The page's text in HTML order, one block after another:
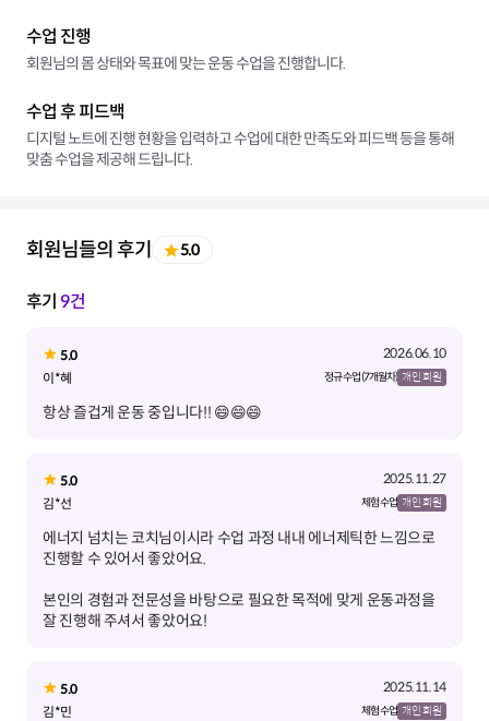
수업 진행
회원님의 몸 상태와 목표에 맞는 운동 수업을 진행합니다.
수업 후 피드백
디지털 노트에 진행 현황을 입력하고 수업에 대한 만족도와 피드백 등을 통해
맞춤 수업을 제공해 드립니다.
회원님들의 후기 5.0
후기 9건
5.0
2026.06.10
이*혜
정규 수업 (7개월차) 개인 회원
항상 즐겁게 운동 중입니다!! 😄😄😄
5.0
2025.11.27
김*선
체험 수업 개인 회원
에너지 넘치는 코치님이시라 수업 과정 내내 에너제틱한 느낌으로
본인의 경험과 전문성을 바탕으로 필요한 목적에 맞게 운동과정을
잘 진행해 주셔서 좋았어요!
5.0
2025.11.14
김*민
체험 수업 개인 회원